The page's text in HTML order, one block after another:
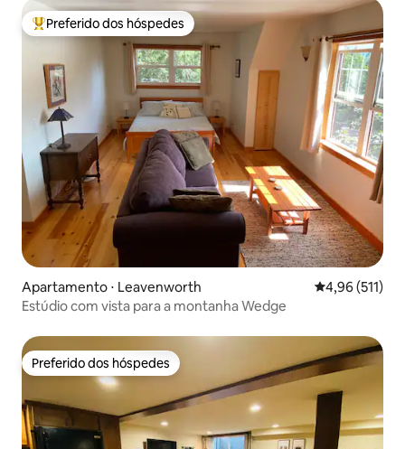
Entre os melhores preferidos dos hóspedes
Preferido dos hóspedes
Apartamento ⋅ Leavenworth 4,96 de uma
4,96 (511)
Estúdio com vista para a montanha Wedge
Preferido dos hóspedes
Preferido dos hóspedes